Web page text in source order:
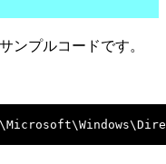
ンプルコードです。